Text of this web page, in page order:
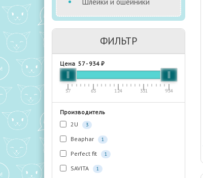
ФИЛЬТР
Цена 57- 934 ₽
57 63 124 331 934
Производитель
2U
3
Beaphar 1
Perfect fit 1
SAVITA 1